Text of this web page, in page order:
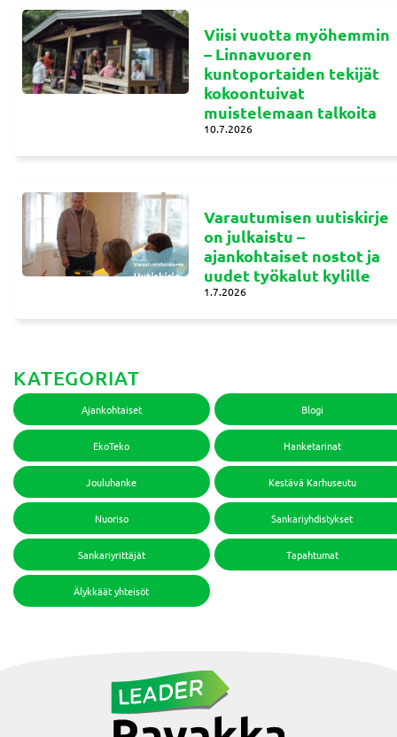
Viisi vuotta myöhemmin
– Linnavuoren
kuntoportaiden tekijät
kokoontuivat
muistelemaan talkoita
10.7.2026
Varautumisen uutiskirje
on julkaistu –
ajankohtaiset nostot ja
uudet työkalut kylille
1.7.2026
KATEGORIAT
Ajankohtaiset Blogi
EkoTeko Hanketarinat
Jouluhanke Kestävä Karhuseutu
Nuoriso Sankariyhdistykset
Sankariyrittäjät Tapahtumat
Älykkäät yhteisöt